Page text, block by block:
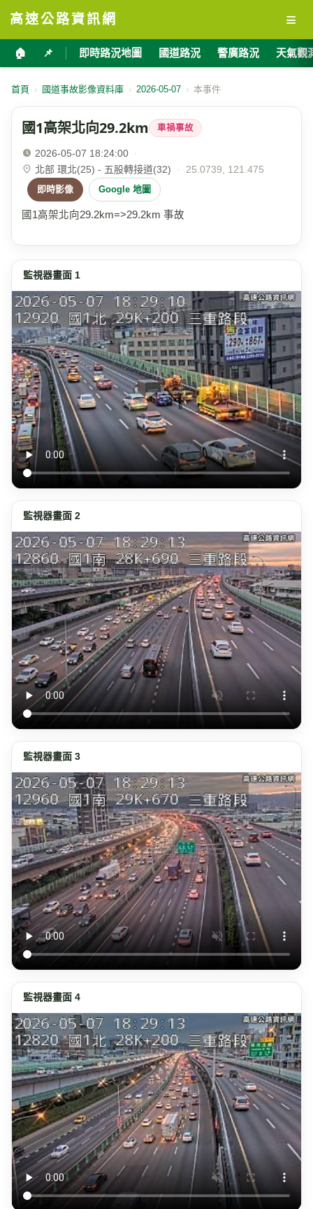
高速公路資訊網 ≡
🏠 📌 即時路況地圖 國道路況 警廣路況 天氣觀
首頁 › 國道事故影像資料庫 › 2026-05-07 › 本事件
國1高架北向29.2km 車禍事故
2026-05-07 18:24:00
·
北部 環北(25) - 五股轉接道(32)
· 25.0739, 121.475
即時影像 Google 地圖
國1高架北向29.2km=>29.2km 事故
監視器畫面 1
監視器畫面 2
監視器畫面 3
監視器畫面 4